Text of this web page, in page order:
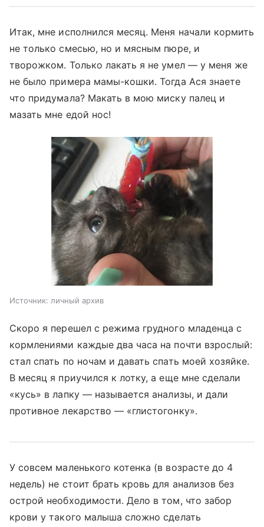
Итак, мне исполнился месяц. Меня начали кормить
не только смесью, но и мясным пюре, и
творожком. Только лакать я не умел — у меня же
не было примера мамы-кошки. Тогда Ася знаете
что придумала? Макать в мою миску палец и
мазать мне едой нос!
Источник: личный архив
Скоро я перешел с режима грудного младенца с
кормлениями каждые два часа на почти взрослый:
стал спать по ночам и давать спать моей хозяйке.
В месяц я приучился к лотку, а еще мне сделали
«кусь» в лапку — называется анализы, и дали
противное лекарство — «глистогонку».
У совсем маленького котенка (в возрасте до 4
недель) не стоит брать кровь для анализов без
острой необходимости. Дело в том, что забор
крови у такого малыша сложно сделать